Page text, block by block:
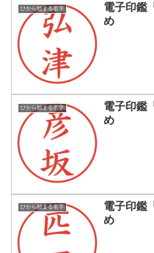
ひから始まる名字
電子印鑑
め
ひから始まる名字
電子印鑑
め
ひから始まる名字
電子印鑑
め